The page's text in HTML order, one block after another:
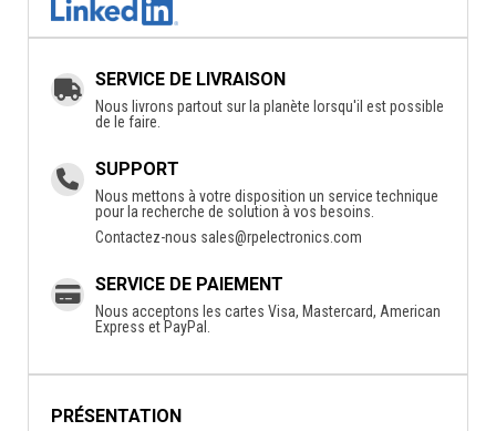
SERVICE DE LIVRAISON
Nous livrons partout sur la planète lorsqu'il est possible
de le faire.
SUPPORT
Nous mettons à votre disposition un service technique
pour la recherche de solution à vos besoins.
Contactez-nous sales@rpelectronics.com
SERVICE DE PAIEMENT
Nous acceptons les cartes Visa, Mastercard, American
Express et PayPal.
PRÉSENTATION